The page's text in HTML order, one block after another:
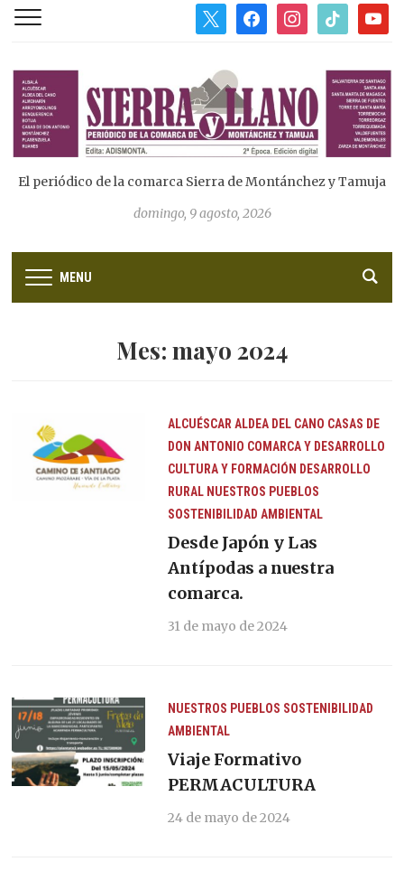
facebookinstagram
tiktok
El periódico de la comarca Sierra de Montánchez y Tamuja
domingo, 9 agosto, 2026
MENU
Mes: mayo 2024
ALCUÉSCAR ALDEA DEL CANO CASAS DE
DON ANTONIO COMARCA Y DESARROLLO
CULTURA Y FORMACIÓN DESARROLLO
RURAL NUESTROS PUEBLOS
SOSTENIBILIDAD AMBIENTAL
Desde Japón y Las
Antípodas a nuestra
comarca.
31 de mayo de 2024
NUESTROS PUEBLOS SOSTENIBILIDAD
AMBIENTAL
Viaje Formativo
PERMACULTURA
24 de mayo de 2024